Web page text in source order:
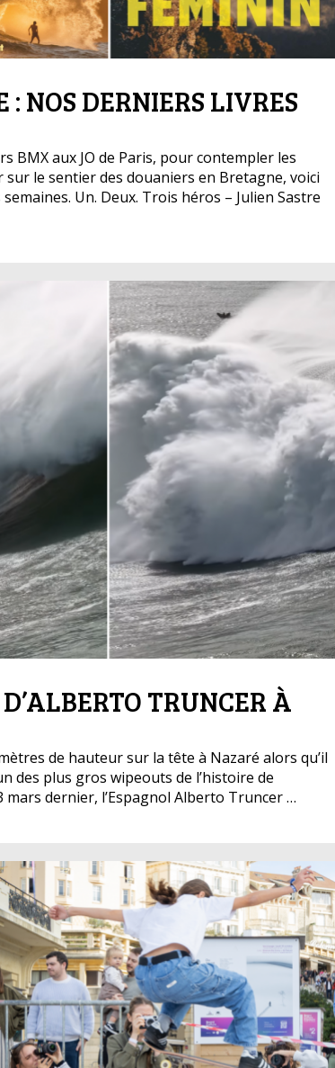
NOS DERNIERS LIVRES
BMX aux JO de Paris, pour contempler les
le sentier des douaniers en Bretagne, voici
Un. Deux. Trois héros – Julien Sastre
TRUNCER À
de hauteur sur la tête à Nazaré alors qu’il
des plus gros wipeouts de l’histoire de
dernier, l’Espagnol Alberto Truncer …